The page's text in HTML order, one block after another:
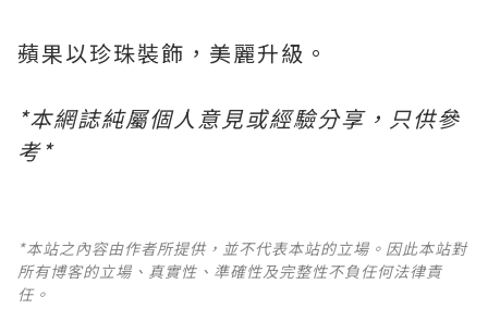
蘋果以珍珠裝飾，美麗升級。
*本網誌純屬個人意見或經驗分享，只供參
考*
*本站之內容由作者所提供，並不代表本站的立場。因此本站對
所有博客的立場、真實性、準確性及完整性不負任何法律責
任。